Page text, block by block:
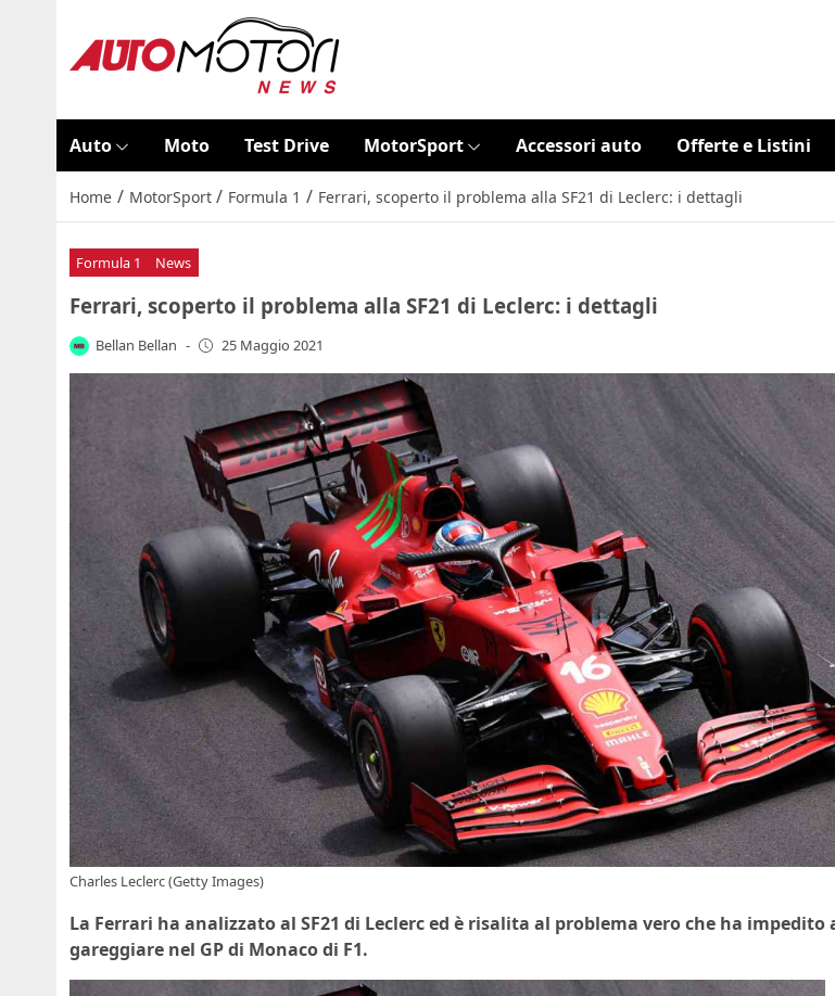
Auto Moto Test Drive MotorSport Accessori auto Offerte e Listini
Home / MotorSport / Formula 1 / Ferrari, scoperto il problema alla SF21 di Leclerc: i dettagli
Formula 1 News
Ferrari, scoperto il problema alla SF21 di Leclerc: i dettagli
Bellan Bellan - 25 Maggio 2021
Charles Leclerc (Getty Images)
La Ferrari ha analizzato al SF21 di Leclerc ed è risalita al problema vero che ha impedito
gareggiare nel GP di Monaco di F1.